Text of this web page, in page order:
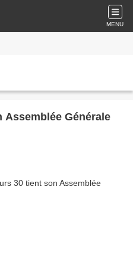
MENU
Assemblée Générale